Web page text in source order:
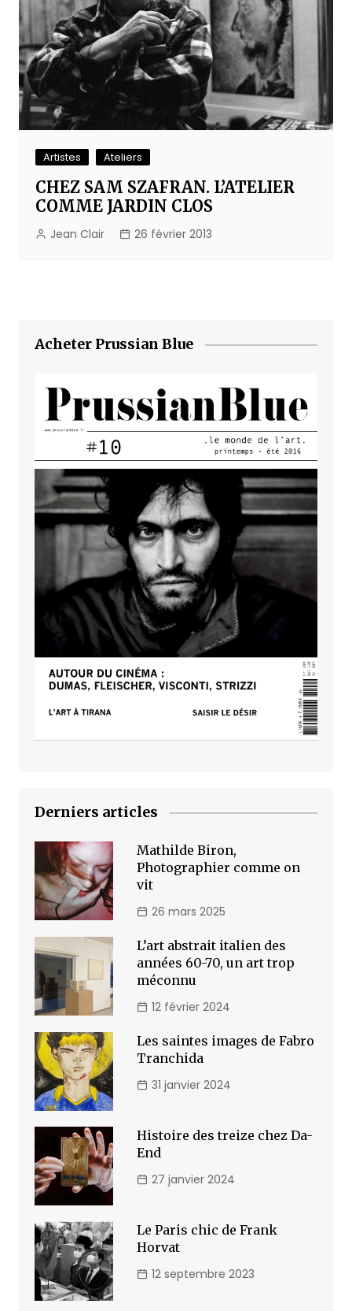
Artistes Ateliers
CHEZ SAM SZAFRAN. L’ATELIER
COMME JARDIN CLOS
Jean Clair 26 février 2013
Acheter Prussian Blue
Derniers articles
Mathilde Biron,
Photographier comme on
vit
26 mars 2025
L’art abstrait italien des
années 60-70, un art trop
méconnu
12 février 2024
Les saintes images de Fabro
Tranchida
31 janvier 2024
Histoire des treize chez Da-
End
27 janvier 2024
Le Paris chic de Frank
Horvat
12 septembre 2023